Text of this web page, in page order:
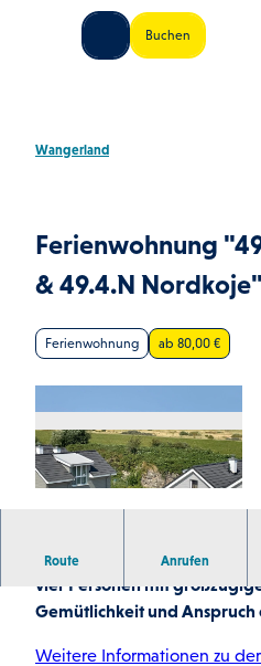
Suche Menü Buchen
Wangerland
Ferienwohnung
& 49.4.N Nordkoje"
Ferienwohnung ab 80,00 €
Route Anrufen
Hier erwarten Sie zwei
vier Personen mit
Gemütlichkeit und
Weitere Informationen zu